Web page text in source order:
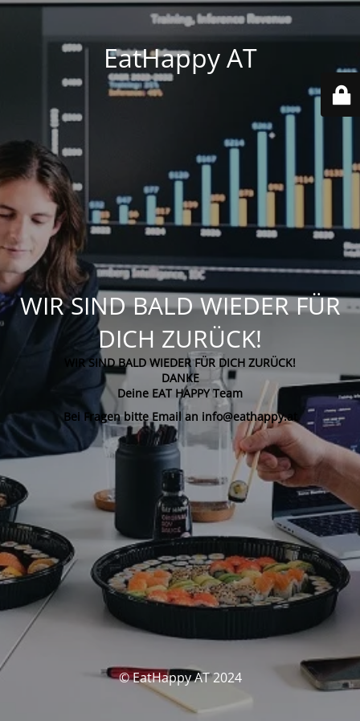
EatHappy AT
WIR SIND BALD WIEDER FÜR
DICH ZURÜCK!
WIR SIND BALD WIEDER FÜR DICH ZURÜCK!
DANKE
Deine EAT HAPPY Team
Bei Fragen bitte Email an info@eathappy.at
© EatHappy AT 2024